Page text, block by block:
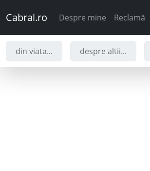
Cabral.ro Despre mine Reclamă
din viata... despre altii...